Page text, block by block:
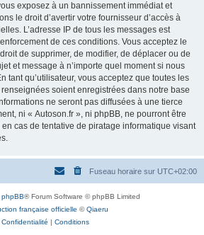
exposez à un bannissement immédiat et
le droit d’avertir votre fournisseur d’accès à
L’adresse IP de tous les messages est
de ces conditions. Vous acceptez le
de supprimer, de modifier, de déplacer ou de
et message à n’importe quel moment si nous
tant qu’utilisateur, vous acceptez que toutes les
soient enregistrées dans notre base
ne seront pas diffusées à une tierce
ni « Autoson.fr », ni phpBB, ne pourront être
cas de tentative de piratage informatique visant
Fuseau horaire sur UTC+02:00
phpBB® Forum Software © phpBB Limited
française officielle ©Qiaeru
Confidentialité | Conditions